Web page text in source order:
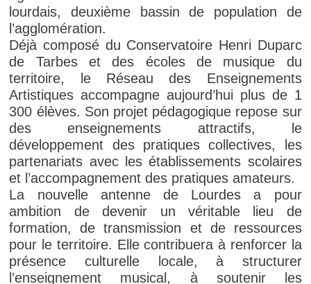
lourdais, deuxième bassin de population de
l’agglomération.
Déjà composé du Conservatoire Henri Duparc
de Tarbes et des écoles de musique du
territoire, le Réseau des Enseignements
Artistiques accompagne aujourd’hui plus de 1
300 élèves. Son projet pédagogique repose sur
des enseignements attractifs, le
développement des pratiques collectives, les
partenariats avec les établissements scolaires
et l’accompagnement des pratiques amateurs.
La nouvelle antenne de Lourdes a pour
ambition de devenir un véritable lieu de
formation, de transmission et de ressources
pour le territoire. Elle contribuera à renforcer la
présence culturelle locale, à structurer
l’enseignement musical, à soutenir les